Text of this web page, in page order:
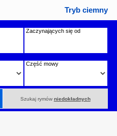
Tryb ciemny
Zaczynających się od
Część mowy
Szukaj rymów niedokładnych